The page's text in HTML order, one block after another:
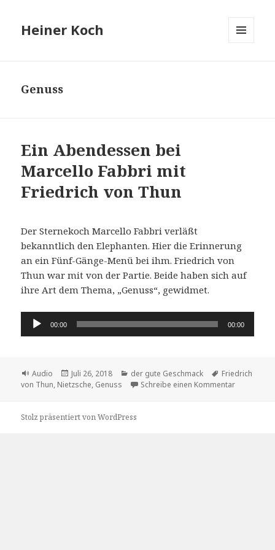
Heiner Koch
Genuss
Ein Abendessen bei
Marcello Fabbri mit
Friedrich von Thun
Der Sternekoch Marcello Fabbri verläßt
bekanntlich den Elephanten. Hier die Erinnerung
an ein Fünf-Gänge-Menü bei ihm. Friedrich von
Thun war mit von der Partie. Beide haben sich auf
ihre Art dem Thema, „Genuss“, gewidmet.
Audio-
00:00 00:00
Format
Audio
Veröffentlicht
am
Juli 26, 2018 Kategorien
der gute Geschmack Schlagwörter
Friedrich
von Thun, Nietzsche, Genuss Schreibe einen Kommentarzu Ein
Stolz präsentiert von WordPress